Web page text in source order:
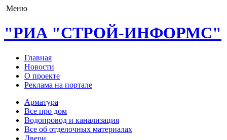
Меню
"РИА "СТРОЙ-ИНФОРМС"
Главная
Новости
О проекте
Реклама на портале
Арматура
Все про дом
Водопровод и канализация
Все об отделочных материалах
Двери